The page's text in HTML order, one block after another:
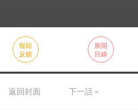
報錯
反饋
展開
目錄
返回封面 下一話 »